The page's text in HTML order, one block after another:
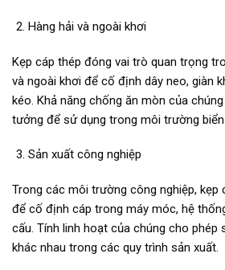
Hàng hải và ngoài khơi
Kẹp cáp thép đóng vai trò quan trọng
và ngoài khơi để cố định dây neo, giàn
kéo. Khả năng chống ăn mòn của
tưởng để sử dụng trong môi trường
Sản xuất công nghiệp
Trong các môi trường công nghiệp, kẹp
để cố định cáp trong máy móc, hệ
cấu. Tính linh hoạt của chúng cho phép
khác nhau trong các quy trình sản xuất.